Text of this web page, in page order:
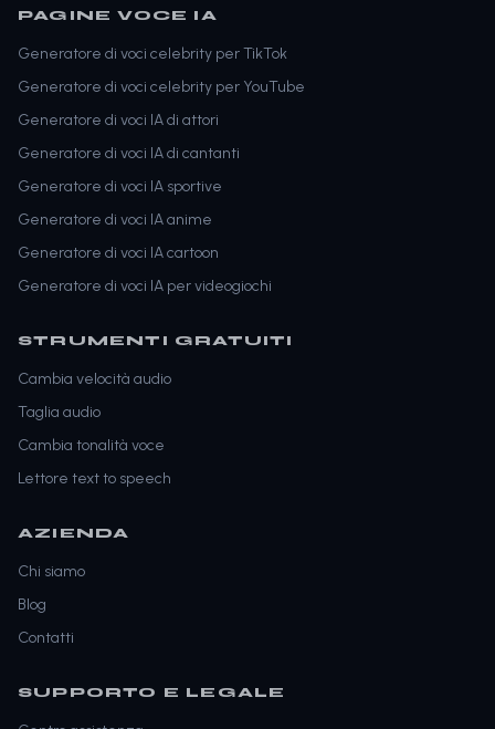
PAGINE VOCE IA
Generatore di voci celebrity per TikTok
Generatore di voci celebrity per YouTube
Generatore di voci IA di attori
Generatore di voci IA di cantanti
Generatore di voci IA sportive
Generatore di voci IA anime
Generatore di voci IA cartoon
Generatore di voci IA per videogiochi
STRUMENTI GRATUITI
Cambia velocità audio
Taglia audio
Cambia tonalità voce
Lettore text to speech
AZIENDA
Chi siamo
Blog
Contatti
SUPPORTO E LEGALE